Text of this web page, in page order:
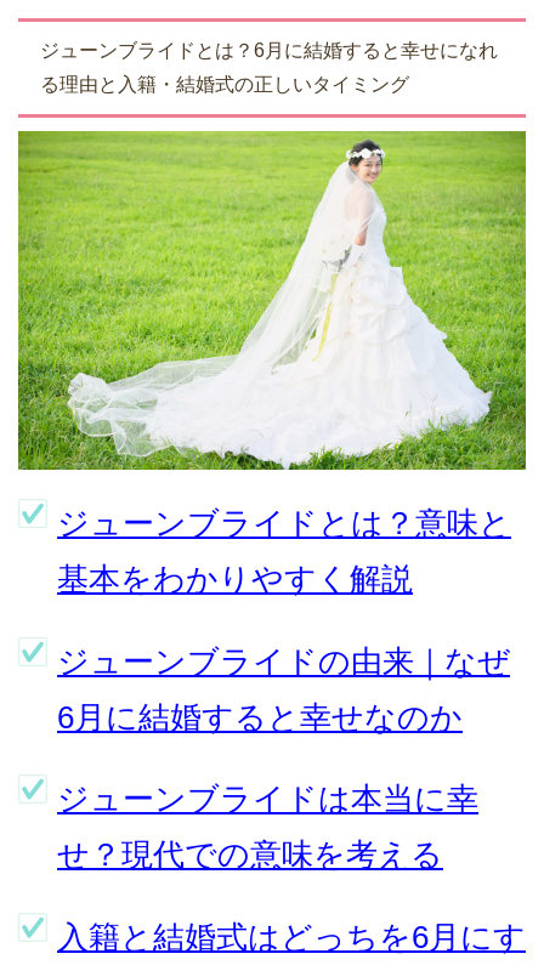
ジューンブライドとは？6月に結婚すると幸せになれ
る理由と入籍・結婚式の正しいタイミング
ジューンブライドとは？意味と
基本をわかりやすく解説
ジューンブライドの由来｜なぜ
6月に結婚すると幸せなのか
ジューンブライドは本当に幸
せ？現代での意味を考える
入籍と結婚式はどっちを6月にす